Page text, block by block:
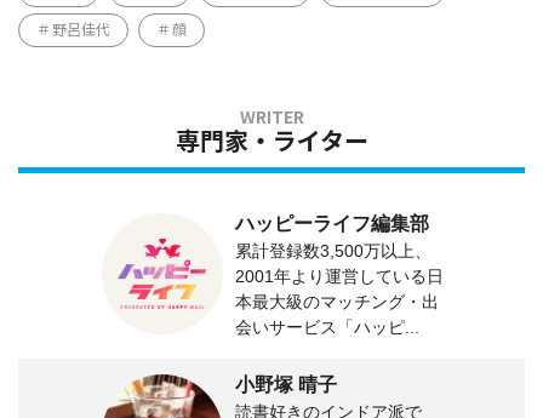
野呂佳代 顔
専門家・ライター
ハッピーライフ編集部
累計登録数3,500万以上、
2001年より運営している日
本最大級のマッチング・出
会いサービス「ハッピ...
小野塚 晴子
読書好きのインドア派で